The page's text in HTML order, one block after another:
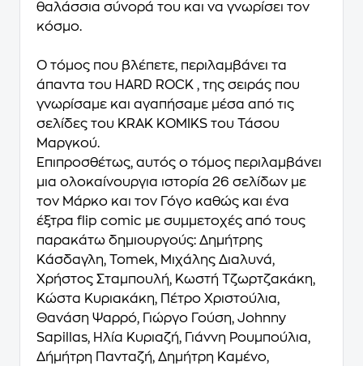
θαλάσσια σύνορά του και να γνωρίσει τον
κόσμο.
O τόμος που βλέπετε, περιλαμβάνει τα
άπαντα του HARD ROCK , της σειράς που
γνωρίσαμε και αγαπήσαμε μέσα από τις
σελίδες του KRAK KOMIKS του Τάσου
Μαργκού.
Επιπροσθέτως, αυτός ο τόμος περιλαμβάνει
μια ολοκαίνουργια ιστορία 26 σελίδων με
τον Μάρκο και τον Γόγο καθώς και ένα
έξτρα flip comic με συμμετοχές από τους
παρακάτω δημιουργούς: Δημήτρης
Κάσδαγλη, Tomek, Μιχάλης Διαλυνά,
Χρήστος Σταμπουλή, Κωστή Τζωρτζακάκη,
Κώστα Κυριακάκη, Πέτρο Χριστούλια,
Θανάση Ψαρρό, Γιώργο Γούση, Johnny
Sapillas, Ηλία Κυριαζή, Γιάννη Ρουμπούλια,
Δήμήτρη Πανταζή, Δημήτρη Καμένο,